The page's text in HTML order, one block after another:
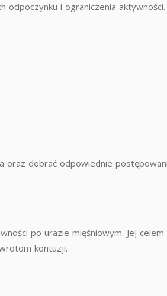
i ograniczenia
oraz dobrać odpowiednie
po urazie mięśniowym. Jej
kontuzji.